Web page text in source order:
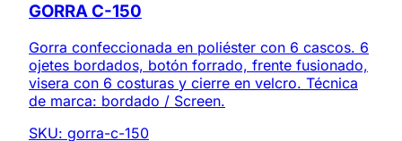
GORRA C-150
Gorra confeccionada en poliéster con 6 cascos. 6
ojetes bordados, botón forrado, frente fusionado,
visera con 6 costuras y cierre en velcro. Técnica
de marca: bordado / Screen.
SKU: gorra-c-150